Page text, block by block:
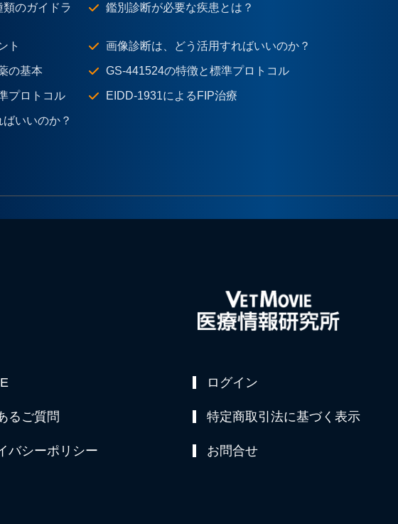
のガイドラ
鑑別診断が必要な疾患とは？
ト 画像診断は、どう活用すればいいのか？
の基本 GS-441524の特徴と標準プロトコル
プロトコル EIDD-1931によるFIP治療
いいのか？
ログイン
るご質問 特定商取引法に基づく表示
バシーポリシー お問合せ